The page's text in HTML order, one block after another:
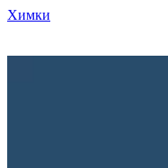
Химки